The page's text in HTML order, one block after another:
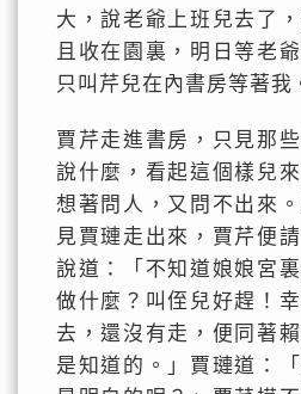
大，說老爺上班兒去了
且收在園裏，明日等老
只叫芹兒在內書房等著我
賈芹走進書房，只見那
說什麼，看起這個樣兒
想著問人，又問不出來
見賈璉走出來，賈芹便
說道：「不知道娘娘宮
做什麼？叫侄兒好趕！
去，還沒有走，便同著
是知道的。」賈璉道：